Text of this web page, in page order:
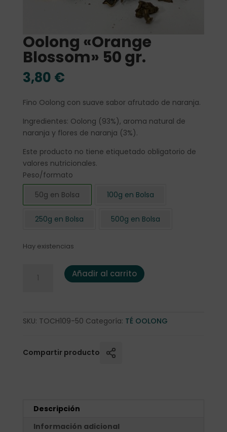
Oolong «Orange
Blossom» 50 gr.
3,80 €
Fino Oolong con suave sabor afrutado de naranja.
Ingredientes: Oolong (93%), aroma natural de
naranja y flores de naranja (3%).
Este producto no tiene etiquetado obligatorio de
valores nutricionales.
Peso/formato
50g en Bolsa
100g en Bolsa
250g en Bolsa 500g en Bolsa
Hay existencias
Oolong "Orange Blossom" 50 gr. cantidad
Añadir al carrito
SKU: TOCH109-50 Categoría: TÉ OOLONG
Compartir producto
Descripción
Información adicional